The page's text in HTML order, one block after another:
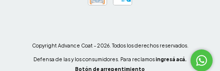
Copyright Advance Coat - 2026. Todos los derechos reservados.
Defensa de las y los consumidores. Para reclamosingresá acá.
Botón de arrepentimiento